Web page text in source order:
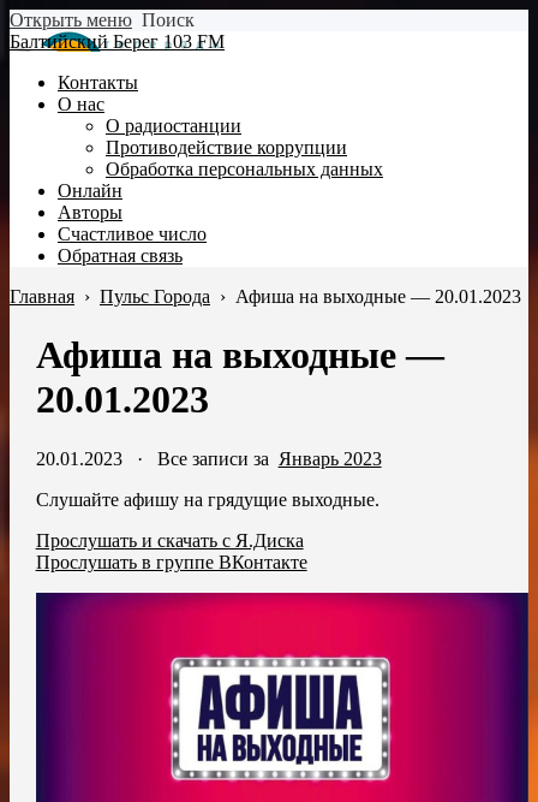
Открыть меню Поиск
Балтийский Берег 103 FM
Контакты
О нас
О радиостанции
Противодействие коррупции
Обработка персональных данных
Онлайн
Авторы
Счастливое число
Обратная связь
Главная › Пульс Города › Афиша на выходные — 20.01.2023
Афиша на выходные —
20.01.2023
20.01.2023· Все записи за Январь 2023
Слушайте афишу на грядущие выходные.
Прослушать и скачать с Я.Диска
Прослушать в группе ВКонтакте